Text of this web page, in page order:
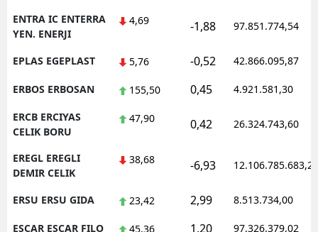
ENTRA IC ENTERRA
YEN. ENERJI
4,69 -1,88 97.851.774,54
EPLAS EGEPLAST 5,76 -0,52 42.866.095,87
ERBOS ERBOSAN 155,50 0,45 4.921.581,30
ERCB ERCIYAS
CELIK BORU
47,90 0,42 26.324.743,60
EREGL EREGLI
DEMIR CELIK
38,68 -6,93 12.106.785.683,20
ERSU ERSU GIDA 23,42 2,99 8.513.734,00
ESCAR ESCAR FILO 45,36 1,20 97.326.379,02